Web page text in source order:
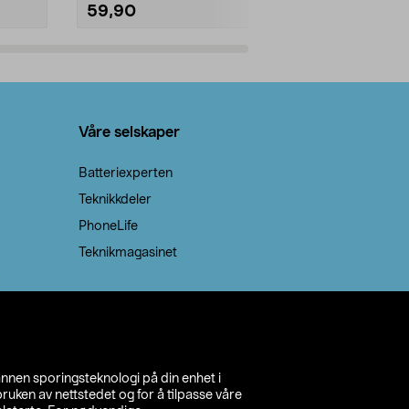
sporingsteknologi på din enhet i
av nettstedet og for å tilpasse våre
59,90
Våre selskaper
Batteriexperten
Teknikkdeler
PhoneLife
Teknikmagasinet